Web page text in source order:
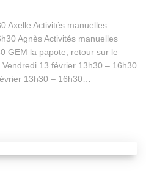
Axelle Activités manuelles
Agnès Activités manuelles
GEM la papote, retour sur le
13 février 13h30 – 16h30
13h30 – 16h30…